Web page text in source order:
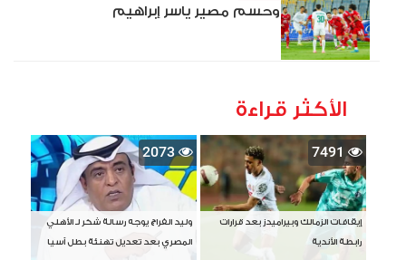
وحسم مصير ياسر إبراهيم
الأكثر قراءة
7491
إيقافات الزمالك وبيراميدز بعد قرارات
رابطة الأندية
2073
وليد الفراج يوجه رسالة شكر لـ الأهلي
المصري بعد تعديل تهنئة بطل آسيا